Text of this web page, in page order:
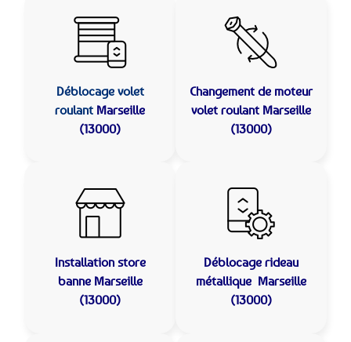
Déblocage volet
roulant Marseille
(13000)
Changement de moteur
volet roulant Marseille
(13000)
Installation store
banne Marseille
(13000)
Déblocage rideau
métallique Marseille
(13000)